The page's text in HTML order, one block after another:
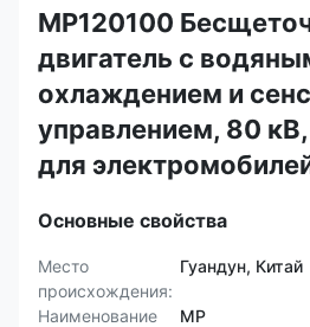
MP120100
двигатель с
охлаждением и
управлением, 80 кВ,
для
Основные свойства
Место
происхождения:
Гуандун, Китай
Наименование
MP